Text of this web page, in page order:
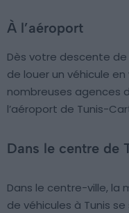
À l’aéroport
Dès votre descente de
de louer un véhicule
nombreuses agences
l’aéroport de Tunis-
Dans le centre de
Dans le centre-ville, la
de véhicules à Tunis